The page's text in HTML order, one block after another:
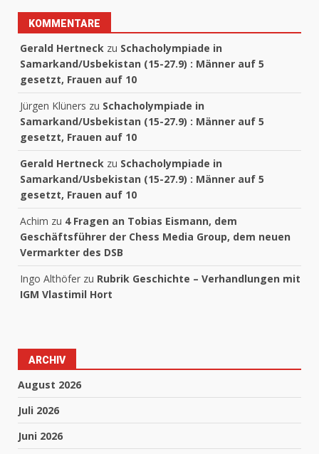
KOMMENTARE
Gerald Hertneck zu Schacholympiade in
Samarkand/Usbekistan (15-27.9) : Männer auf 5
gesetzt, Frauen auf 10
Jürgen Klüners zu Schacholympiade in
Samarkand/Usbekistan (15-27.9) : Männer auf 5
gesetzt, Frauen auf 10
Gerald Hertneck zu Schacholympiade in
Samarkand/Usbekistan (15-27.9) : Männer auf 5
gesetzt, Frauen auf 10
Achim zu 4 Fragen an Tobias Eismann, dem
Geschäftsführer der Chess Media Group, dem neuen
Vermarkter des DSB
Ingo Althöfer zu Rubrik Geschichte – Verhandlungen mit
IGM Vlastimil Hort
ARCHIV
August 2026
Juli 2026
Juni 2026